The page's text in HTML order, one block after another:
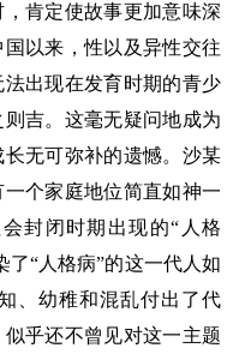
肯定使故事更加意味深
以来，性以及异性交往
出现在发育时期的青少
吉。这毫无疑问地成为
无可弥补的遗憾。沙某
个家庭地位简直如神一
封闭时期出现的“人格
“人格病”的这一代人如
、幼稚和混乱付出了代
乎还不曾见对这一主题